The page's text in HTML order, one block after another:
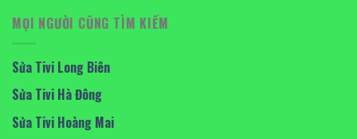
MỌI NGƯỜI CŨNG TÌM KIẾM
Sửa Tivi Long Biên
Sửa Tivi Hà Đông
Sửa Tivi Hoàng Mai